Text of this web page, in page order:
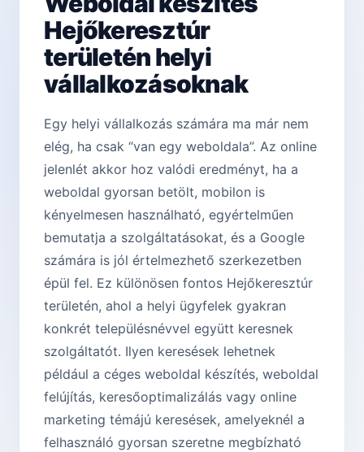
Hejőkeresztúr
területén helyi
vállalkozásoknak
Egy helyi vállalkozás számára ma már nem
elég, ha csak “van egy weboldala”. Az online
jelenlét akkor hoz valódi eredményt, ha a
weboldal gyorsan betölt, mobilon is
kényelmesen használható, egyértelműen
bemutatja a szolgáltatásokat, és a Google
számára is jól értelmezhető szerkezetben
épül fel. Ez különösen fontos Hejőkeresztúr
területén, ahol a helyi ügyfelek gyakran
konkrét településnévvel együtt keresnek
szolgáltatót. Ilyen keresések lehetnek
például a céges weboldal készítés, weboldal
felújítás, keresőoptimalizálás vagy online
marketing témájú keresések, amelyeknél a
felhasználó gyorsan szeretne megbízható